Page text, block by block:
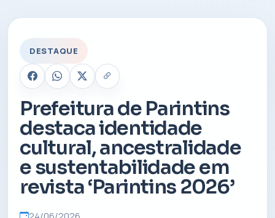
DESTAQUE
Prefeitura de Parintins
destaca identidade
cultural, ancestralidade
e sustentabilidade em
revista ‘Parintins 2026’